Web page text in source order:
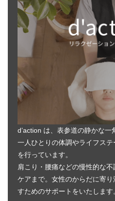
d’action は、表参道の静かな一
一人ひとりの体調やライフス
を行っています。
肩こり・腰痛などの慢性的な
ケアまで。女性のからだに寄
すためのサポートをいたします